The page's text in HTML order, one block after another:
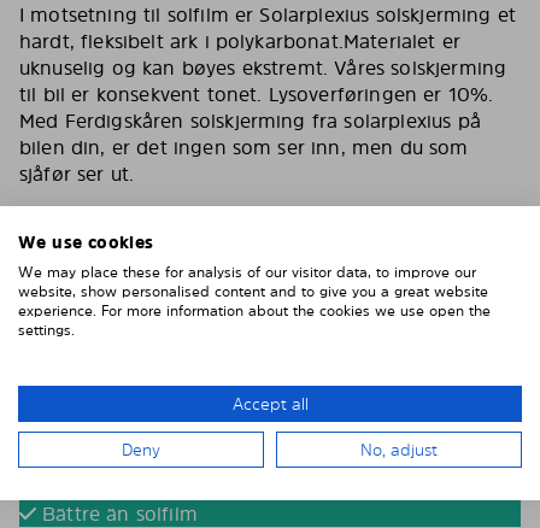
I motsetning til solfilm er Solarplexius solskjerming et
hardt, fleksibelt ark i polykarbonat.Materialet er
uknuselig og kan bøyes ekstremt. Våres solskjerming
til bil er konsekvent tonet. Lysoverføringen er 10%.
Med Ferdigskåren solskjerming fra solarplexius på
bilen din, er det ingen som ser inn, men du som
sjåfør ser ut.
Du har de samme egenskapene som en solfilm for
bilen med våres solskjerming. Reduserer varmen,
fjerner 90% av direkte sollys. Solskjerming for bilen
din som også er kollisjonstestet av svenske VTI og
godkjent av tyske TÜF.
Enklare och smartare än solfilm
Montera enkelt på 15 minuter
Tona dina bilrutor utan solfilm
Bättre än solfilm
We use cookies
We may place these for analysis of our visitor data, to improve our
website, show personalised content and to give you a great website
experience. For more information about the cookies we use open the
settings.
Accept all
Deny No, adjust